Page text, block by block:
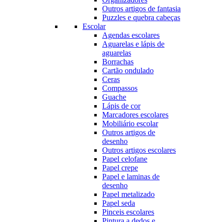
Outros artigos de fantasia
Puzzles e quebra cabeças
Escolar
Agendas escolares
Aguarelas e lápis de
aguarelas
Borrachas
Cartão ondulado
Ceras
Compassos
Guache
Lápis de cor
Marcadores escolares
Mobiliário escolar
Outros artigos de
desenho
Outros artigos escolares
Papel celofane
Papel crepe
Papel e laminas de
desenho
Papel metalizado
Papel seda
Pinceis escolares